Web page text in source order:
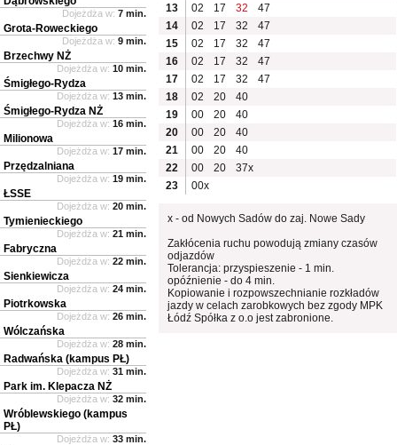
13
02 17 32
47
14
02 17 32
47
15
02 17 32
47
16
02 17 32
47
17
02 17 32
47
18
02 20
40
19
00 20
40
20
00 20
40
21
00 20
40
22
00 20
37x
23
00x
x - od Nowych Sadów do zaj. Nowe Sady
Zakłócenia ruchu powodują zmiany czasów
odjazdów
Tolerancja: przyspieszenie - 1 min.
opóźnienie - do 4 min.
Kopiowanie i rozpowszechnianie rozkładów
jazdy w celach zarobkowych bez zgody MPK
Łódź Spółka z o.o jest zabronione.
Dojeżdża w: 7 min.
Grota-Roweckiego
Dojeżdża w: 9 min.
Brzechwy NŻ
Dojeżdża w: 10 min.
Śmigłego-Rydza
Dojeżdża w: 13 min.
Śmigłego-Rydza NŻ
Dojeżdża w: 16 min.
Milionowa
Dojeżdża w: 17 min.
Przędzalniana
Dojeżdża w: 19 min.
ŁSSE
Dojeżdża w: 20 min.
Tymienieckiego
Dojeżdża w: 21 min.
Fabryczna
Dojeżdża w: 22 min.
Sienkiewicza
Dojeżdża w: 24 min.
Piotrkowska
Dojeżdża w: 26 min.
Wólczańska
Dojeżdża w: 28 min.
Radwańska (kampus PŁ)
Dojeżdża w: 31 min.
Park im. Klepacza NŻ
Dojeżdża w: 32 min.
Wróblewskiego (kampus
PŁ)
Dojeżdża w: 33 min.